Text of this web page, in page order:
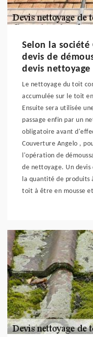
Selon la
devis de
devis
Le nettoyage du toit
accumulée sur le toit
Ensuite sera utilisée
passage enfin par un
obligatoire avant
Couverture Angelo ,
l'opération de
de nettoyage. Un devis
la quantité de produits
toit à être en mousse